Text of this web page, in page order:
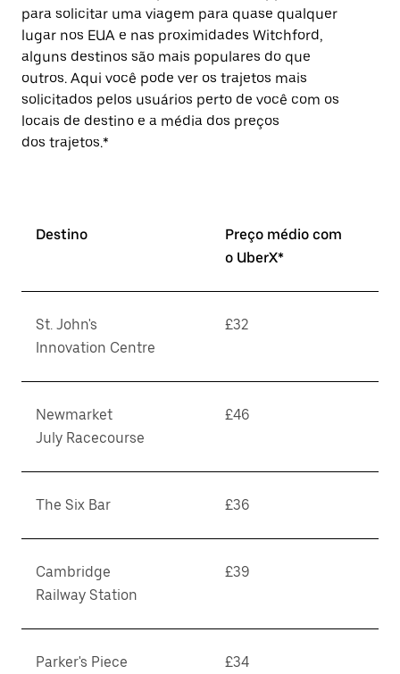
para solicitar uma viagem para quase qualquer
lugar nos EUA e nas proximidades Witchford,
alguns destinos são mais populares do que
outros. Aqui você pode ver os trajetos mais
solicitados pelos usuários perto de você com os
locais de destino e a média dos preços
dos trajetos.*
Destino
Preço médio com
o UberX*
St. John's
Innovation Centre
£32
Newmarket
July Racecourse
£46
The Six Bar £36
Cambridge
Railway Station
£39
Parker's Piece £34